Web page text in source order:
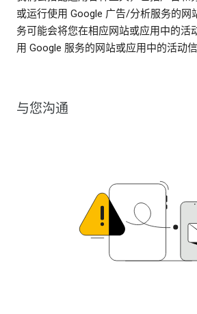
或运行使用 Google 广告/分析服务的网
务可能会将您在相应网站或应用中的活
用 Google 服务的网站或应用中的活动
与您沟通